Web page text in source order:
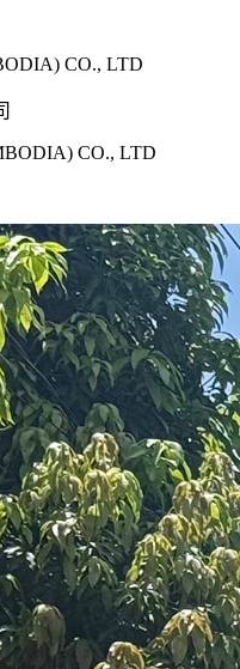
CO., LTD
CO., LTD